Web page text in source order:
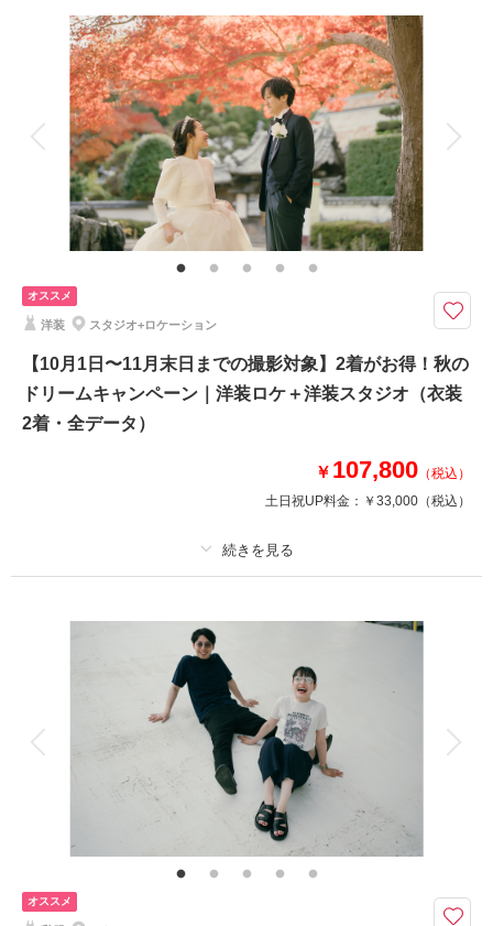
撮影料 新婦衣装2着 新郎衣装1着
着付け ヘアメイク 小物一式
アルバム データ 200 カット 台紙付写真
衣装追加 会食 挙式
家族と撮影 家族用衣装レンタル ペットと撮影
その他含むもの
★通常238,700円が55%OFF！※2着目のヘアメイクチェンジご希望の場
合、22,000円追加 ※ブーケ（1スタイルにつき）をご希望の場合は別途5,50
0円〜 ※衣装持ち込み料（衣装1点）…新婦33,000円、新郎11,000円
2着だから広がる、魅力あふれるフォトストーリー。お得なキャンペーンで
こだわりの衣装ラインナップをたっぷりとお楽しみください。
・全データ（基本補正）
・衣装（新郎新婦）
・新婦ヘアメイク（1着分のみ）
・小物一式
※トップシーズン（11月20日～12月10日）撮影の場合は別途22,000円追加
オススメ
洋装 スタジオ+ロケーション
【10月1日〜11月末日までの撮影対象】2着がお得！秋の
ドリームキャンペーン｜洋装ロケ＋洋装スタジオ（衣装
2着・全データ）
￥ 107,800 （税込）
土日祝UP料金： ￥33,000 （税込）
新婦衣装2着 新郎衣装1着
ヘアメイク
データ 100 カット 台紙付写真
衣装追加
家族用衣装レンタル
その他含むもの
★ロケ＋スタジオを特別価格でご案内！※2着目のヘアメイクチェンジご希
望の場合、22,000円追加 ※ブーケ（1スタイルにつき）をご希望の場合は別
途5,500円〜 ※衣装持ち込み料（衣装1点）…新婦33,000円、新郎11,000円
ロケ＋スタジオで撮影を楽しめる洋装2着プラン。新作衣装も続々入荷！お
オススメ